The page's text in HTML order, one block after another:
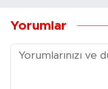
Yorumlar